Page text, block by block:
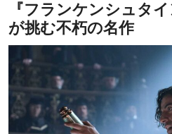
『フランケンシュタ
が挑む不朽の名作